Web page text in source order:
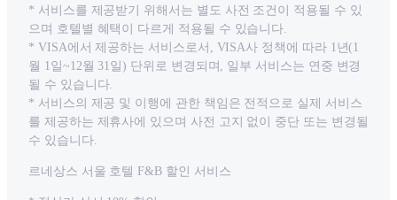
* 서비스를 제공받기 위해서는 별도 사전 조건이 적용될 수 있
으며 호텔별 혜택이 다르게 적용될 수 있습니다.
* VISA에서 제공하는 서비스로서, VISA사 정책에 따라 1년(1
월 1일~12월 31일) 단위로 변경되며, 일부 서비스는 연중 변경
될 수 있습니다.
* 서비스의 제공 및 이행에 관한 책임은 전적으로 실제 서비스
를 제공하는 제휴사에 있으며 사전 고지 없이 중단 또는 변경될
수 있습니다.
르네상스 서울 호텔 F&B 할인 서비스